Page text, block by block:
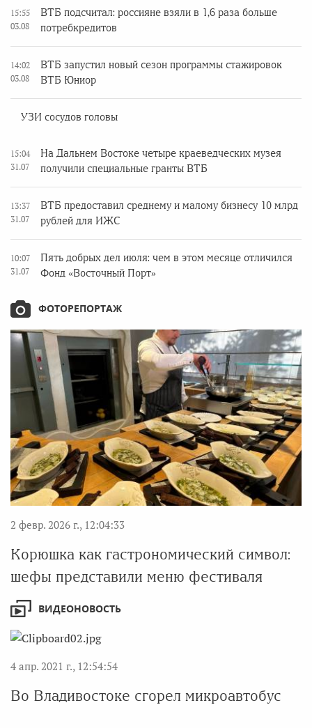
15:55
03.08
ВТБ подсчитал: россияне взяли в 1,6 раза больше
потребкредитов
14:02
03.08
ВТБ запустил новый сезон программы стажировок
ВТБ Юниор
УЗИ сосудов головы
15:04
31.07
На Дальнем Востоке четыре краеведческих музея
получили специальные гранты ВТБ
13:37
31.07
ВТБ предоставил среднему и малому бизнесу 10 млрд
рублей для ИЖС
10:07
31.07
Пять добрых дел июля: чем в этом месяце отличился
Фонд «Восточный Порт»
ФОТОРЕПОРТАЖ
2 февр. 2026 г., 12:04:33
Корюшка как гастрономический символ:
шефы представили меню фестиваля
ВИДЕОНОВОСТЬ
4 апр. 2021 г., 12:54:54
Во Владивостоке сгорел микроавтобус